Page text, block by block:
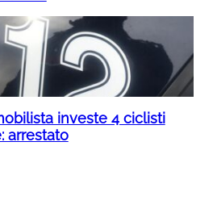
investe 4 ciclisti
arrestato